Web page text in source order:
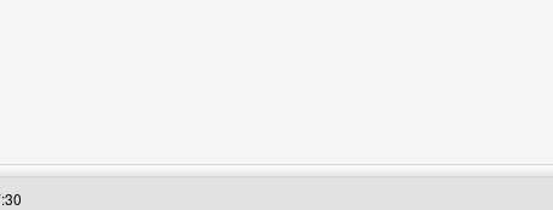
anzeigen
besuchen: hpbk-fundgrube-design